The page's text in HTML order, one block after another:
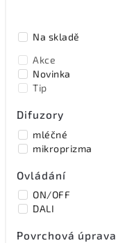
Na skladě
Akce
Novinka
Tip
Difuzory
mléčné
mikroprizma
Ovládání
ON/OFF
DALI
Povrchová úprava